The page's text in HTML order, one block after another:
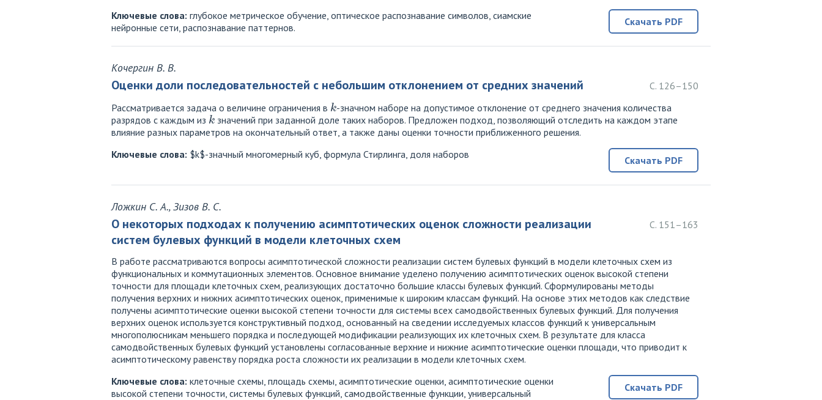
Ключевые слова: глубокое метрическое обучение, оптическое распознавание символов, сиамские
нейронные сети, распознавание паттернов.
Скачать PDF
Кочергин В. В.
Оценки доли последовательностей с небольшим отклонением от средних значений
С. 126–150
Рассматривается задача о величине ограничения в
k
-значном наборе на допустимое отклонение от среднего значения количества
разрядов с каждым из
k
значений при заданной доле таких наборов. Предложен подход, позволяющий отследить на каждом этапе
влияние разных параметров на окончательный ответ, а также даны оценки точности приближенного решения.
Ключевые слова: $k$-значный многомерный куб, формула Стирлинга, доля наборов Скачать PDF
Ложкин С. А., Зизов В. С.
О некоторых подходах к получению асимптотических оценок сложности реализации
систем булевых функций в модели клеточных схем
С. 151–163
В работе рассматриваются вопросы асимптотической сложности реализации систем булевых функций в модели клеточных схем из
функциональных и коммутационных элементов. Основное внимание уделено получению асимптотических оценок высокой степени
точности для площади клеточных схем, реализующих достаточно большие классы булевых функций. Сформулированы методы
получения верхних и нижних асимптотических оценок, применимые к широким классам функций. На основе этих методов как следствие
получены асимптотические оценки высокой степени точности для системы всех самодвойственных булевых функций. Для получения
верхних оценок используется конструктивный подход, основанный на сведении исследуемых классов функций к универсальным
многополюсникам меньшего порядка и последующей модификации реализующих их клеточных схем. В результате для класса
самодвойственных булевых функций установлены согласованные верхние и нижние асимптотические оценки площади, что приводит к
асимптотическому равенству порядка роста сложности их реализации в модели клеточных схем.
Ключевые слова: клеточные схемы, площадь схемы, асимптотические оценки, асимптотические оценки
высокой степени точности, системы булевых функций, самодвойственные функции, универсальный
Скачать PDF